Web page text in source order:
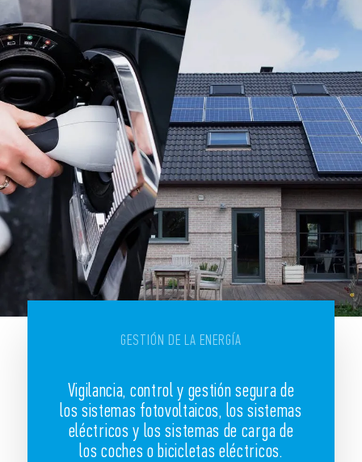
GESTIÓN DE LA ENERGÍA
Vigilancia, control y gestión segura de
los sistemas fotovoltaicos, los sistemas
eléctricos y los sistemas de carga de
los coches o bicicletas eléctricos.